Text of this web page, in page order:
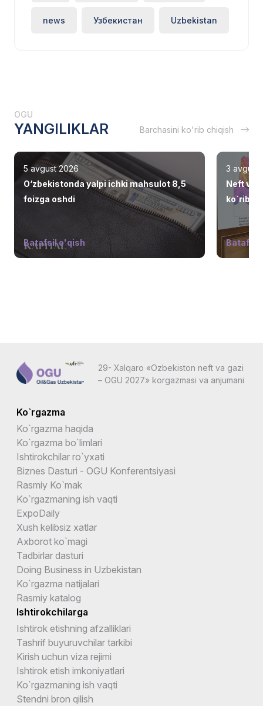
news Узбекистан Uzbekistan
OGU
YANGILIKLAR Barchasini ko'rib chiqish
5 avgust 2026
O‘zbekistonda yalpi ichki mahsulot 8,5
foizga oshdi
Batafsil o'qish
3 avgust
Neft va
ko`rib
Batafsil
29- Xalqaro «Ozbekiston neft va gazi
– OGU 2027» korgazmasi va anjumani
Ko`rgazma
Ko`rgazma haqida
Ko`rgazma bo`limlari
Ishtirokchilar ro`yxati
Biznes Dasturi - OGU Konferentsiyasi
Rasmiy Ko`mak
Ko`rgazmaning ish vaqti
ExpoDaily
Xush kelibsiz xatlar
Axborot ko`magi
Tadbirlar dasturi
Doing Business in Uzbekistan
Ko`rgazma natijalari
Rasmiy katalog
Ishtirokchilarga
Ishtirok etishning afzalliklari
Tashrif buyuruvchilar tarkibi
Kirish uchun viza rejimi
Ishtirok etish imkoniyatlari
Ko`rgazmaning ish vaqti
Stendni bron qilish